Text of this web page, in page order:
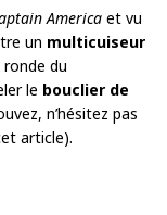
America et vu
un multicuiseur
du
le bouclier de
n’hésitez pas
article).